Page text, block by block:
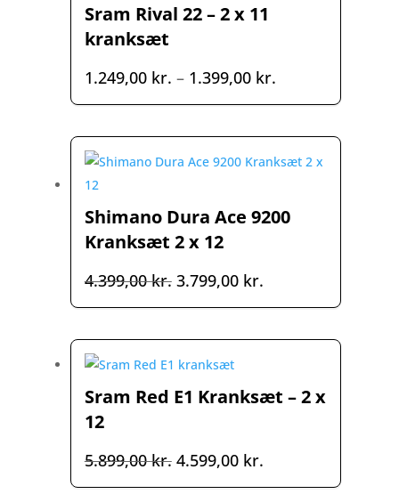
Sram Rival 22 – 2 x 11
kranksæt
1.249,00 kr. – 1.399,00 kr.Prisinterval:
1.249,00 kr.
1.399,00 kr.
Shimano Dura Ace 9200
Kranksæt 2 x 12
4.399,00kr. Den
oprindelige
4.399,00 kr..
3.799,00 kr.Den
aktuelle
Sram Red E1 Kranksæt – 2 x
12
5.899,00kr. Den
oprindelige
4.599,00 kr.Den
aktuelle